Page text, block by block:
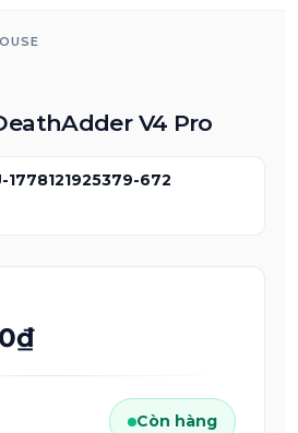
V4 Pro
1778121925379-672
Còn hàng